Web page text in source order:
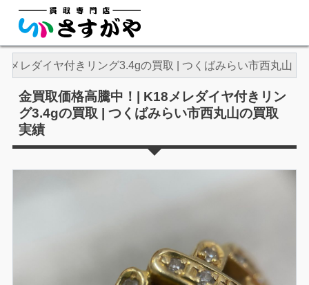
メレダイヤ付きリング3.4gの買取 | つくばみらい市西丸山
金買取価格高騰中！| K18メレダイヤ付きリン
グ3.4gの買取 | つくばみらい市西丸山の買取
実績